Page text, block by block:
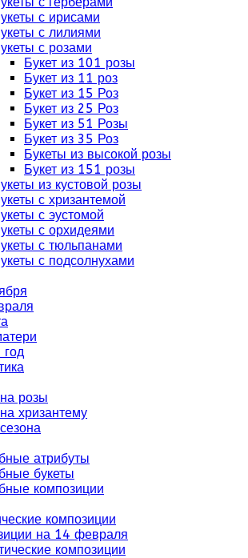
с ирисами
с лилиями
с розами
Букет из 101 розы
Букет из 11 роз
Букет из 15 Роз
Букет из 25 Роз
Букет из 51 Розы
Букет из 35 Роз
Букеты из высокой розы
Букет из 151 розы
из кустовой розы
с хризантемой
с эустомой
с орхидеями
с тюльпанами
с подсолнухами
розы
хризантему
атрибуты
букеты
композиции
композиции
на 14 февраля
композиции